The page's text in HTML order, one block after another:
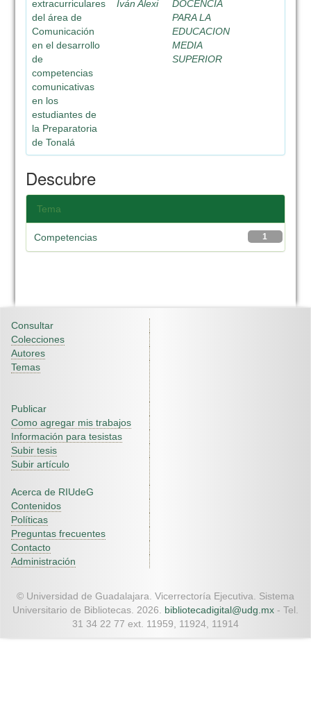
extracurriculares
del área de
Comunicación
en el desarrollo
de
competencias
comunicativas
en los
estudiantes de
la Preparatoria
de Tonalá
Iván Alexi
DOCENCIA
PARA LA
EDUCACION
MEDIA
SUPERIOR
Descubre
Tema
1
Competencias
Consultar
Colecciones
Autores
Temas
Publicar
Como agregar mis trabajos
Información para tesistas
Subir tesis
Subir artículo
Acerca de RIUdeG
Contenidos
Políticas
Preguntas frecuentes
Contacto
Administración
© Universidad de Guadalajara. Vicerrectoría Ejecutiva. Sistema
Universitario de Bibliotecas. 2026. bibliotecadigital@udg.mx - Tel.
31 34 22 77 ext. 11959, 11924, 11914